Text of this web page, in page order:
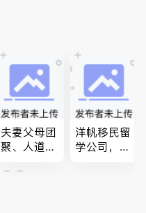
夫妻父母团
聚、人道移
和工签 移
洋帆移民留
学公司，精